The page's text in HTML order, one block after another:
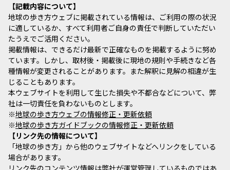
記載内容について
地球の歩き方ウェブに掲載されている情報は、ご利用の際の状況
に適しているか、すべて利用者ご自身の責任で判断していただい
たうえでご活用ください。
掲載情報は、できるだけ最新で正確なものを掲載するように努め
ています。しかし、取材後・掲載後に現地の規則や手続きなど各
種情報が変更されることがあります。また解釈に見解の相違が生
じることもあります。
本ウェブサイトを利用して生じた損失や不都合などについて、弊
社は一切責任を負わないものとします。
※地球の歩き方ウェブの情報修正・更新依頼
※地球の歩き方ガイドブックの情報修正・更新依頼
リンク先の情報について
「地球の歩き方」から他のウェブサイトなどへリンクをしている
場合があります。
リンク先のコンテンツ情報は弊社が運営管理しているものではあ